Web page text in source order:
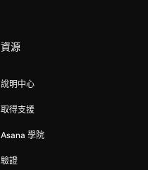
資源
說明中心
取得支援
Asana 學院
驗證